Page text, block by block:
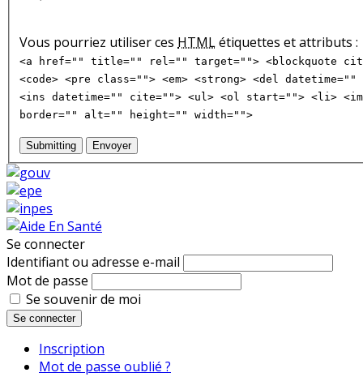
Vous pourriez utiliser ces HTMLétiquettes et attributs :
<a href="" title="" rel="" target=""> <blockquote
<code> <pre class=""> <em> <strong> <del
<ins datetime="" cite=""> <ul> <ol start=""> <li>
border="" alt="" height="" width="">
Submitting Envoyer
Se connecter
Identifiant ou adresse e-mail
Mot de passe
Se souvenir de moi
Se connecter
Inscription
Mot de passe oublié ?